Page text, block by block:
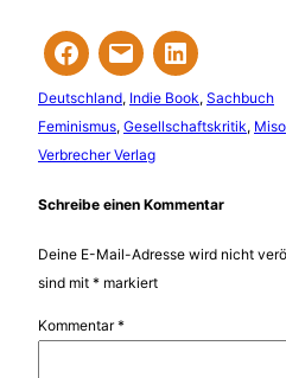
Deutschland, Indie Book, Sachbuch
Feminismus, Gesellschaftskritik,
Verbrecher Verlag
Schreibe einen Kommentar
Deine E-Mail-Adresse wird nicht
sind mit * markiert
Kommentar*